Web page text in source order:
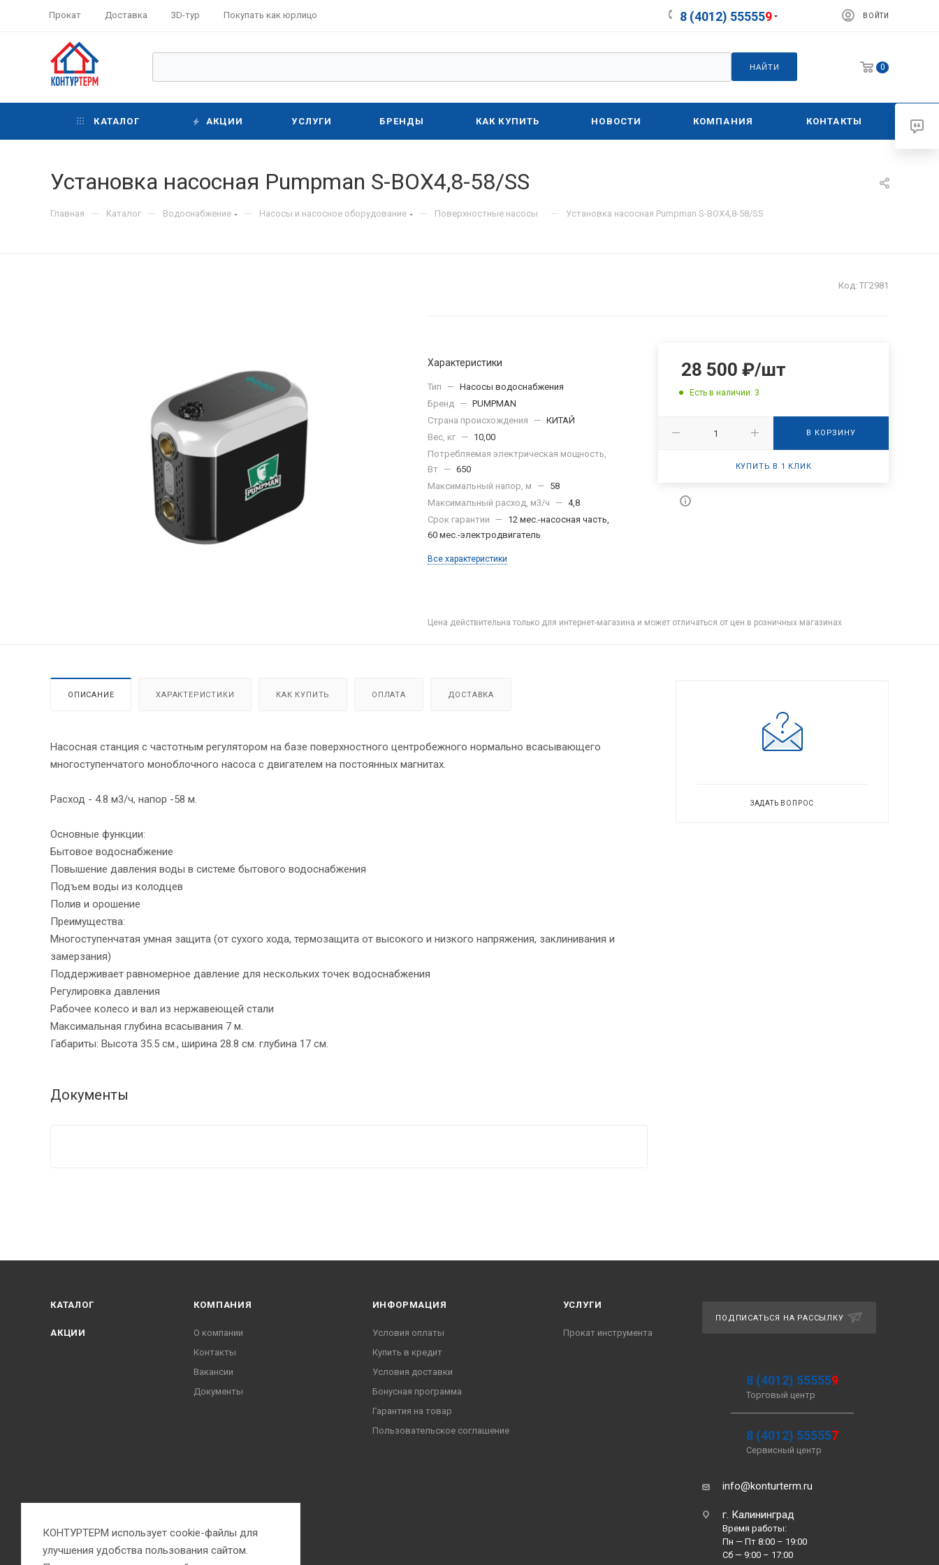
Прокат Доставка 3D-тур Покупать как юрлицо 8 (4012) 555559 ВОЙТИ
НАЙТИ 0
КАТАЛОГ АКЦИИ УСЛУГИ БРЕНДЫ КАК КУПИТЬ НОВОСТИ КОМПАНИЯ КОНТАКТЫ
Установка насосная Pumpman S-BOX4,8-58/SS
Главная — Каталог — Водоснабжение — Насосы и насосное оборудование — Поверхностные насосы — Установка насосная Pumpman S-BOX4,8-58/SS
Код: ТГ2981
Характеристики
Тип — Насосы водоснабжения
Бренд — PUMPMAN
Страна происхождения
— КИТАЙ
Вес, кг — 10,00
Потребляемая электрическая мощность,
Вт — 650
Максимальный напор, м
— 58
Максимальный расход, м3/ч
— 4,8
Срок гарантии
— 12 мес.-насосная часть,
60 мес.-электродвигатель
Все характеристики
28 500 ₽/шт
Есть в наличии: 3
В КОРЗИНУ
КУПИТЬ В 1 КЛИК
Цена действительна только для интернет-магазина и может отличаться от цен в розничных магазинах
ОПИСАНИЕ ХАРАКТЕРИСТИКИ КАК КУПИТЬ ОПЛАТА ДОСТАВКА
Насосная станция с частотным регулятором на базе поверхностного центробежного нормально всасывающего
многоступенчатого моноблочного насоса с двигателем на постоянных магнитах.
Расход - 4.8 м3/ч, напор -58 м.
Основные функции:
Бытовое водоснабжение
Повышение давления воды в системе бытового водоснабжения
Подъем воды из колодцев
Полив и орошение
Преимущества:
Многоступенчатая умная защита (от сухого хода, термозащита от высокого и низкого напряжения, заклинивания и
замерзания)
Поддерживает равномерное давление для нескольких точек водоснабжения
Регулировка давления
Рабочее колесо и вал из нержавеющей стали
Максимальная глубина всасывания 7 м.
Габариты: Высота 35.5 см., ширина 28.8 см. глубина 17 см.
Документы
ЗАДАТЬ ВОПРОС
КАТАЛОГ
АКЦИИ
КОМПАНИЯ
О компании
Контакты
Вакансии
Документы
ИНФОРМАЦИЯ
Условия оплаты
Купить в кредит
Условия доставки
Бонусная программа
Гарантия на товар
Пользовательское соглашение
УСЛУГИ
Прокат инструмента
ПОДПИСАТЬСЯ НА РАССЫЛКУ
8 (4012) 555559
Торговый центр
8 (4012) 555557
Сервисный центр
info@konturterm.ru
г. Калининград
Время работы:
Пн — Пт 8:00 – 19:00
Сб — 9:00 – 17:00
КОНТУРТЕРМ использует cookie-файлы для
улучшения удобства пользования сайтом.